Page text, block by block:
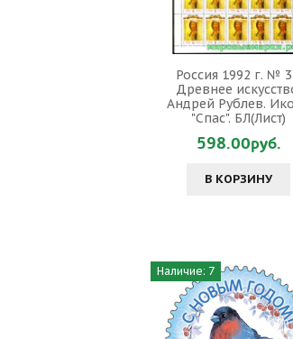
Россия 1992 г. №
Древнее
Андрей Рублев.
"Спас". БЛ(Лист)
598.00руб.
В КОРЗИНУ
Наличие: 7